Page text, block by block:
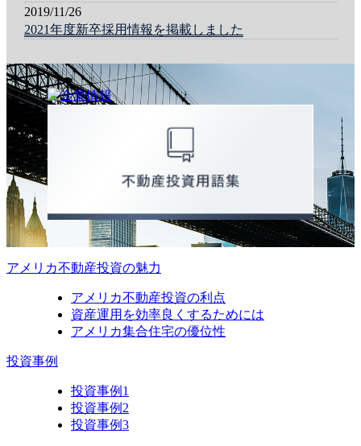
2019/11/26
2021年度新卒採用情報を掲載しました
アメリカ不動産投資の魅力
アメリカ不動産投資の利点
資産運用を効率良くするためには
アメリカ集合住宅の優位性
投資事例
投資事例1
投資事例2
投資事例3